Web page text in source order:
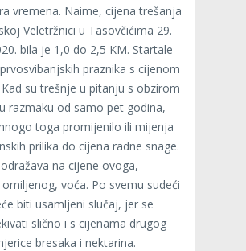
vremena. Naime, cijena trešanja
Veletržnici u Tasovčićima 29.
bila je 1,0 do 2,5 KM. Startale
praznika s cijenom
su trešnje u pitanju s obzirom
razmaku od samo pet godina,
toga promijenilo ili mijenja
prilika do cijena radne snage.
na cijene ovoga,
voća. Po svemu sudeći
biti usamljeni slučaj, jer se
slično i s cijenama drugog
bresaka i nektarina.